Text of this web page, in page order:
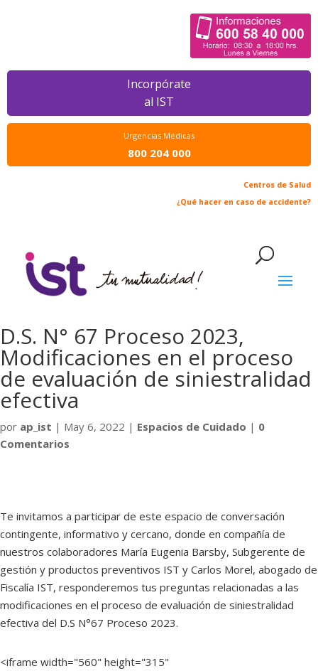
Incorpórate
al IST
Urgencias Médicas
800 204 000
Centros de Salud
¿Qué hacer en caso de accidente?
D.S. N° 67 Proceso 2023,
Modificaciones en el proceso
de evaluación de siniestralidad
efectiva
por ap_ist | May 6, 2022 | Espacios de Cuidado | 0
Comentarios
Te invitamos a participar de este espacio de conversación
contingente, informativo y cercano, donde en compañía de
nuestros colaboradores María Eugenia Barsby, Subgerente de
gestión y productos preventivos IST y Carlos Morel, abogado de
Fiscalía IST, responderemos tus preguntas relacionadas a las
modificaciones en el proceso de evaluación de siniestralidad
efectiva del D.S N°67 Proceso 2023.
<iframe width="560" height="315"